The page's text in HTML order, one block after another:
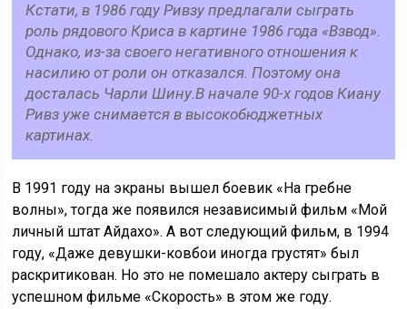
Кстати, в 1986 году Ривзу предлагали сыграть
роль рядового Криса в картине 1986 года «Взвод».
Однако, из-за своего негативного отношения к
насилию от роли он отказался. Поэтому она
досталась Чарли Шину.В начале 90-х годов Киану
Ривз уже снимается в высокобюджетных
картинах.
В 1991 году на экраны вышел боевик «На гребне
волны», тогда же появился независимый фильм «Мой
личный штат Айдахо». А вот следующий фильм, в 1994
году, «Даже девушки-ковбои иногда грустят» был
раскритикован. Но это не помешало актеру сыграть в
успешном фильме «Скорость» в этом же году.